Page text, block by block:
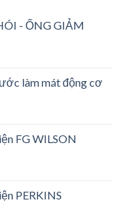
- ỐNG GIẢM
làm mát động cơ
FG WILSON
PERKINS